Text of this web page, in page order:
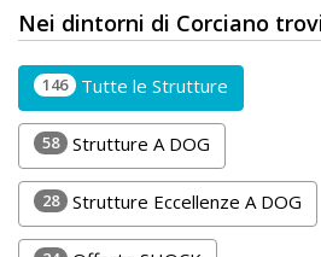
Video
Tutorial
Lavora
con
Noi
Nei dintorni di Corciano
146 Tutte le Strutture
58 Strutture A DOG
28 Strutture Eccellenze A DOG